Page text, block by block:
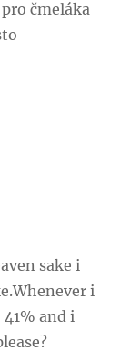
čmeláka
sake i
i
and i